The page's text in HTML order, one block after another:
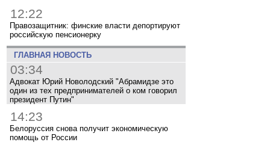
12:22
Правозащитник: финские власти депортируют
российскую пенсионерку
ГЛАВНАЯ НОВОСТЬ
03:34
Адвокат Юрий Новолодский "Абрамидзе это
один из тех предпринимателей о ком говорил
президент Путин"
14:23
Белоруссия снова получит экономическую
помощь от России